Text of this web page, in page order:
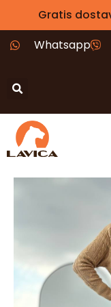
Gratis
Whatsapp